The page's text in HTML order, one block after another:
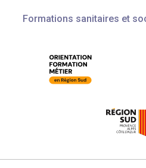
Formations sanitaires et